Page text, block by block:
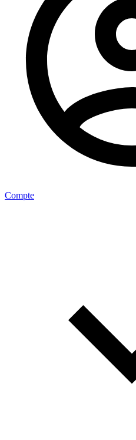
Compte